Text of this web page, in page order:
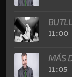
11:00
MÁS
11:05